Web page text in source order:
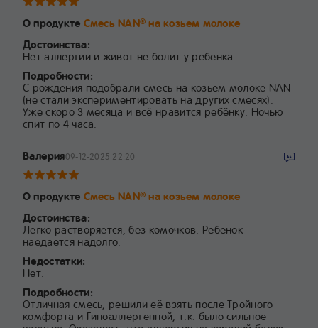
О продукте Смесь NAN® на козьем молоке
Достоинства:
Нет аллергии и живот не болит у ребёнка.
Подробности:
С рождения подобрали смесь на козьем молоке NAN
(не стали экспериментировать на других смесях).
Уже скоро 3 месяца и всё нравится ребёнку. Ночью
спит по 4 часа.
Валерия09-12-2025 22:20
О продукте Смесь NAN® на козьем молоке
Достоинства:
Легко растворяется, без комочков. Ребёнок
наедается надолго.
Недостатки:
Нет.
Подробности:
Отличная смесь, решили её взять после Тройного
комфорта и Гипоаллергенной, т.к. было сильное